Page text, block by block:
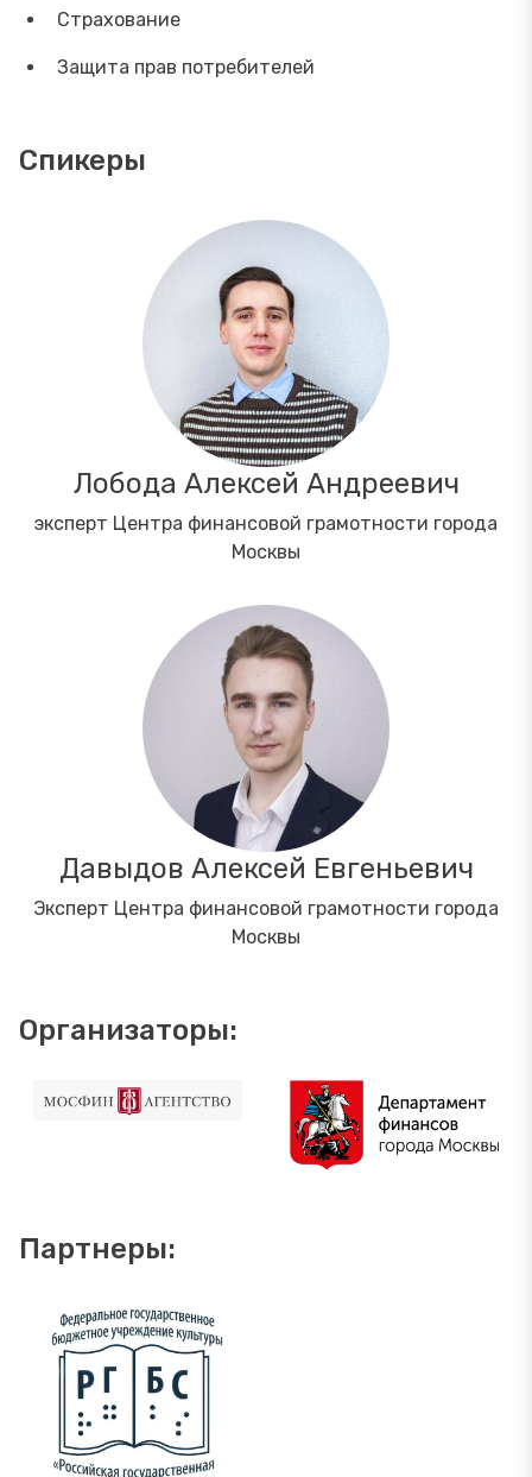
Страхование
Защита прав потребителей
Спикеры
Лобода Алексей Андреевич
эксперт Центра финансовой грамотности города
Москвы
Давыдов Алексей Евгеньевич
Эксперт Центра финансовой грамотности города
Москвы
Организаторы:
Партнеры: